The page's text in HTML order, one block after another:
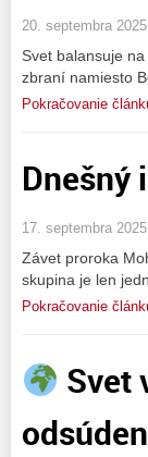
20. septembra
Svet balansuje
zbraní namiesto
Pokračovanie
Dnešný
17. septembra
Závet proroka
skupina je len
Pokračovanie
Svet